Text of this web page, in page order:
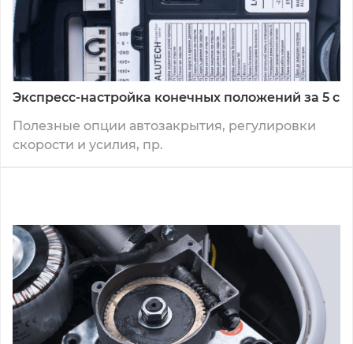
Экспресс-настройка конечных положений за 5 с
Полезные опции автозакрытия, регулировки
скорости и усилия, пр.